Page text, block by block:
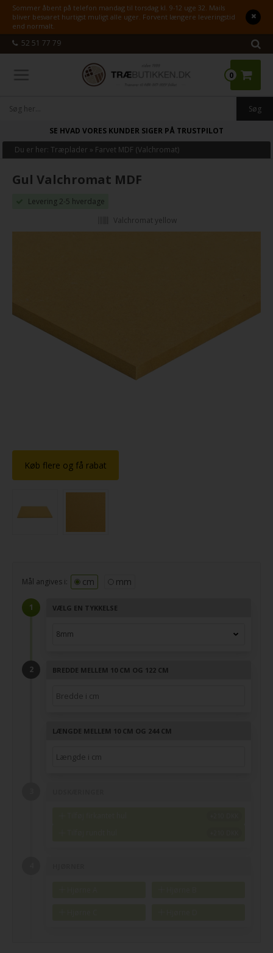
Sommer åbent på telefon mandag til torsdag kl. 9-12 uge 32. Mails
bliver besvaret hurtigst muligt alle uger. Forvent længere leveringstid
end normalt.
52 51 77 79
0
SE HVAD VORES KUNDER SIGER PÅ TRUSTPILOT
Du er her:Træplader » Farvet MDF (Valchromat)
Gul Valchromat MDF
Levering 2-5 hverdage
Valchromat yellow
Køb flere og få rabat
Mål angives i: cm mm
VÆLG EN TYKKELSE
BREDDE MELLEM 10 CM OG 122 CM
LÆNGDE MELLEM 10 CM OG 244 CM